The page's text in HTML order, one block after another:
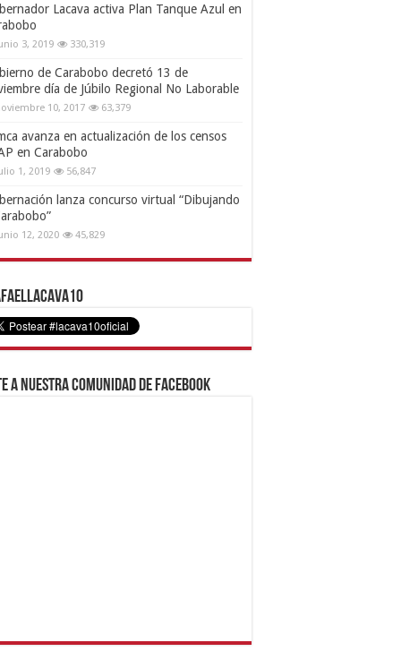
Lacava activa Plan Tanque Azul en
3, 2019 330,319
de Carabobo decretó 13 de
día de Júbilo Regional No Laborable
10, 2017 63,379
avanza en actualización de los censos
en Carabobo
1, 2019 56,847
lanza concurso virtual “Dibujando
12, 2020 45,829
a nuestra comunidad de Facebook